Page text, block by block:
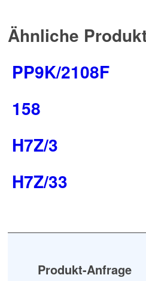
Ähnliche
PP9K/2108F
158
H7Z/3
H7Z/33
Produkt-Anfrage